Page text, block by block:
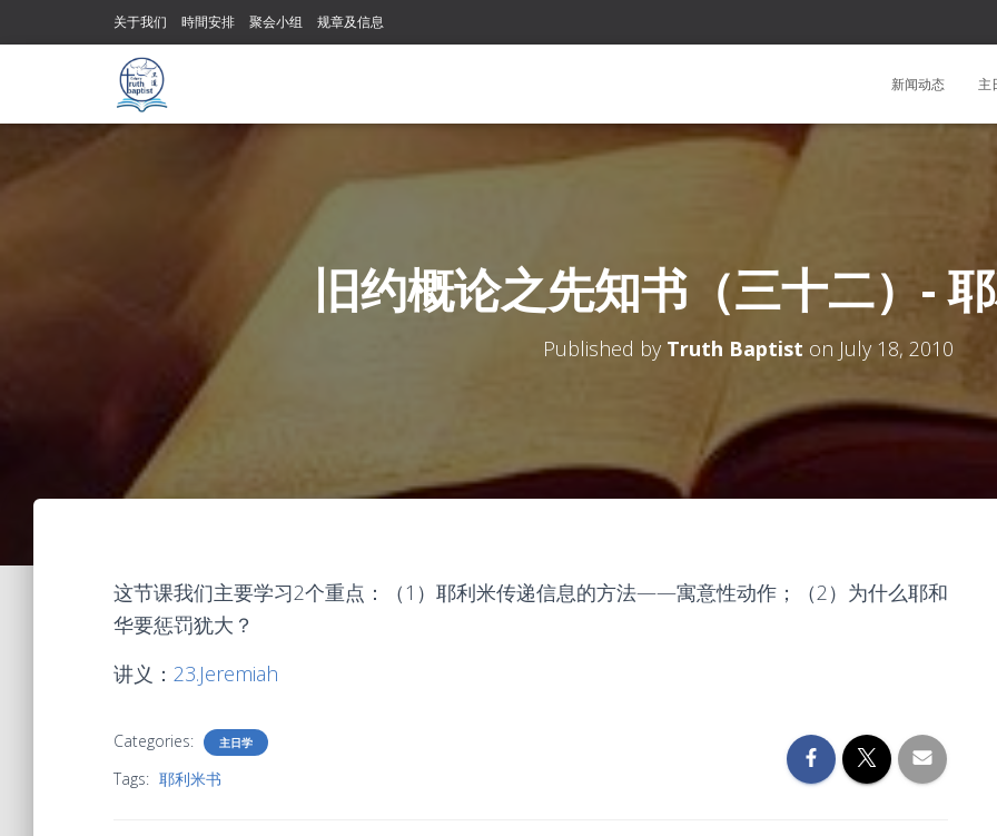
关于我们 時間安排 聚会小组 规章及信息
新闻动态 主
旧约概论之先知书（三十二）-
Published by Truth Baptist on July 18, 2010
这节课我们主要学习2个重点：（1）耶利米传递信息的方法——寓意性动作；（2）为什么耶和
华要惩罚犹大？
讲义： 23.Jeremiah
Categories: 主日学
Tags: 耶利米书